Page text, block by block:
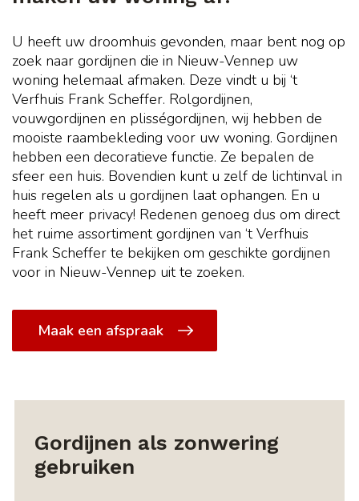
U heeft uw droomhuis gevonden, maar bent nog op
zoek naar gordijnen die in Nieuw-Vennep uw
woning helemaal afmaken. Deze vindt u bij ‘t
Verfhuis Frank Scheffer. Rolgordijnen,
vouwgordijnen en plisségordijnen, wij hebben de
mooiste raambekleding voor uw woning. Gordijnen
hebben een decoratieve functie. Ze bepalen de
sfeer een huis. Bovendien kunt u zelf de lichtinval in
huis regelen als u gordijnen laat ophangen. En u
heeft meer privacy! Redenen genoeg dus om direct
het ruime assortiment gordijnen van ‘t Verfhuis
Frank Scheffer te bekijken om geschikte gordijnen
voor in Nieuw-Vennep uit te zoeken.
Maak een afspraak
Gordijnen als zonwering
gebruiken